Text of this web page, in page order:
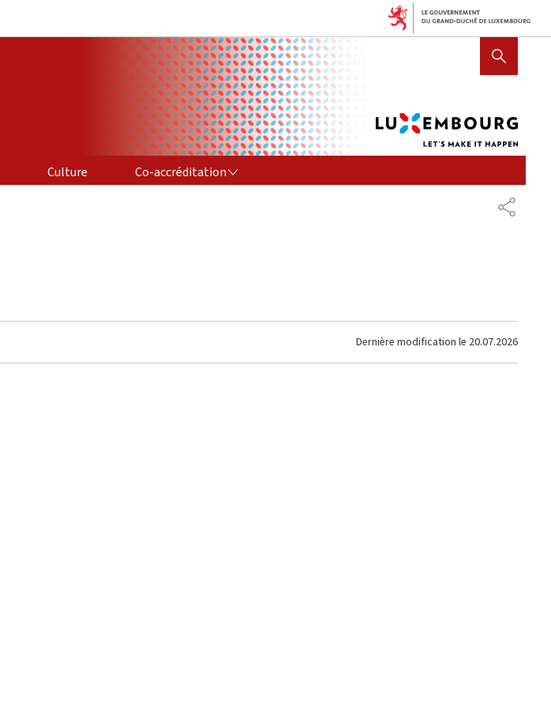
AFFICHER / MASQUER LA
Culture Co-accréditation
CO-ACCRÉDITATION
Dernière modification le 20.07.2026